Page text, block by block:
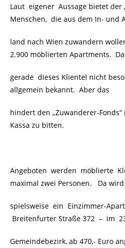
Laut eigener Aussage bietet der
Menschen, die aus dem In- und
land nach Wien zuwandern
2.900 möblierten Apartments.
gerade dieses Klientel nicht
allgemein bekannt. Aber das
hindert den „Zuwanderer-Fonds“
Kassa zu bitten.
Angeboten werden möblierte
maximal zwei Personen. Da
spielsweise ein Einzimmer-
Breitenfurter Straße 372 – im
Gemeindebezirk, ab 470,- Euro